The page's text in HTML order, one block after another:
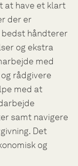
at have et klart
der er
bedst håndterer
og ekstra
med
rådgivere
med at
samt navigere
Det
og